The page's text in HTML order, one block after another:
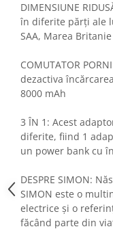
Bijuterii
Ceasuri barbatesti
Cutii, curele si
Genti si accesorii
Imbracaminte barbati
Imbracaminte femei
Imbracaminte si
Incaltaminte barbati
Incaltaminte femei
Ochelari de soare
Ochelari de vedere
DIMENSIUNE
în diferite părți ale
SAA, Marea
COMUTATOR
dezactiva
8000 mAh
3 ÎN 1: Acest
diferite, fiind 1
un power bank cu
DESPRE SIMON:
SIMON este o
electrice și o
făcând parte din